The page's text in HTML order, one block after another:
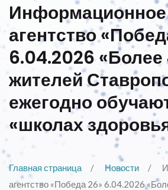
Информационное
агентство
6.04.2026
жителей
ежегодно
«школах
Главная страница Новости
агентство «Победа 26» 6.04.2026